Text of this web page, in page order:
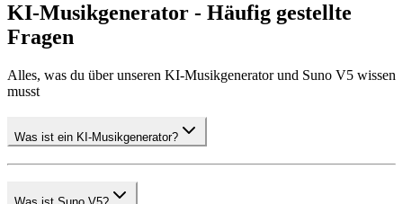
KI-Musikgenerator - Häufig gestellte
Fragen
Alles, was du über unseren KI-Musikgenerator und Suno V5 wissen
musst
Was ist ein KI-Musikgenerator?